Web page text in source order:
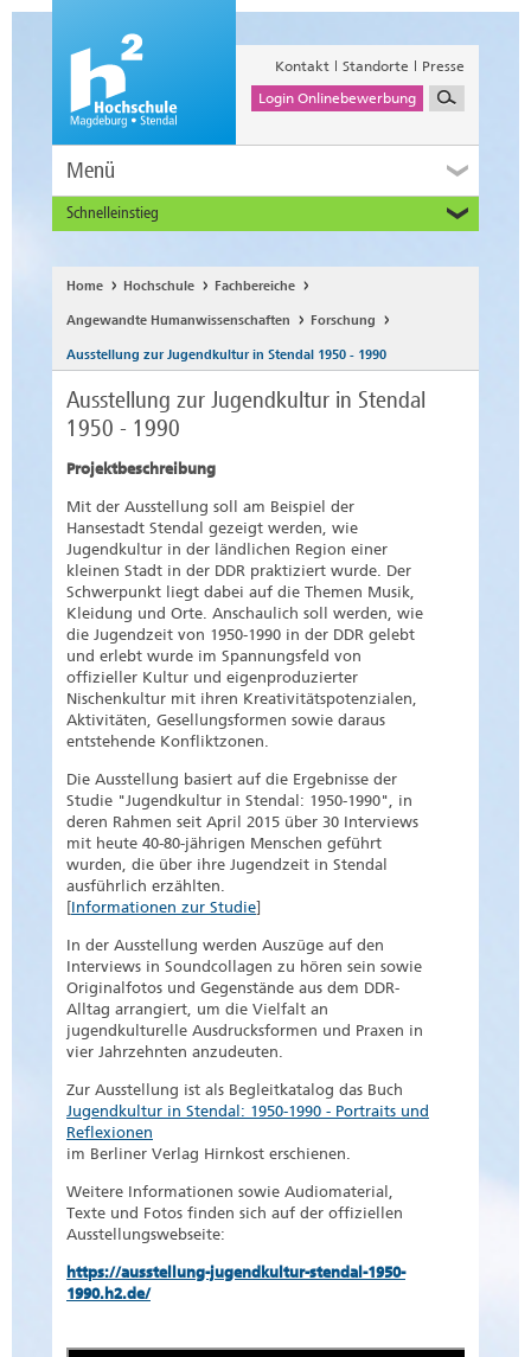
Kontakt Standorte
Presse
Login Onlinebewerbung
Menü
Schnelleinstieg
Alumni
Unternehmen und Institutionen
Beschäftigte
International
Home Hochschule Fachbereiche
Angewandte Humanwissenschaften Forschung
Ausstellung zur Jugendkultur in Stendal 1950 - 1990
Ausstellung zur Jugendkultur in Stendal
1950 - 1990
Projektbeschreibung
Mit der Ausstellung soll am Beispiel der
Hansestadt Stendal gezeigt werden, wie
Jugendkultur in der ländlichen Region einer
kleinen Stadt in der DDR praktiziert wurde. Der
Schwerpunkt liegt dabei auf die Themen Musik,
Kleidung und Orte. Anschaulich soll werden, wie
die Jugendzeit von 1950-1990 in der DDR gelebt
und erlebt wurde im Spannungsfeld von
offizieller Kultur und eigenproduzierter
Nischenkultur mit ihren Kreativitätspotenzialen,
Aktivitäten, Gesellungsformen sowie daraus
entstehende Konfliktzonen.
Die Ausstellung basiert auf die Ergebnisse der
Studie "Jugendkultur in Stendal: 1950-1990", in
deren Rahmen seit April 2015 über 30 Interviews
mit heute 40-80-jährigen Menschen geführt
wurden, die über ihre Jugendzeit in Stendal
ausführlich erzählten.
[Informationen zur Studie]
In der Ausstellung werden Auszüge auf den
Interviews in Soundcollagen zu hören sein sowie
Originalfotos und Gegenstände aus dem DDR-
Alltag arrangiert, um die Vielfalt an
jugendkulturelle Ausdrucksformen und Praxen in
vier Jahrzehnten anzudeuten.
Zur Ausstellung ist als Begleitkatalog das Buch
Jugendkultur in Stendal: 1950-1990 - Portraits und
Reflexionen
im Berliner Verlag Hirnkost erschienen.
Weitere Informationen sowie Audiomaterial,
Texte und Fotos finden sich auf der offiziellen
Ausstellungswebseite:
https://ausstellung-jugendkultur-stendal-1950-
1990.h2.de/